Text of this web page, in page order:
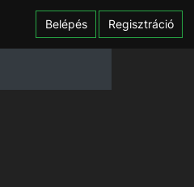
Belépés Regisztráció